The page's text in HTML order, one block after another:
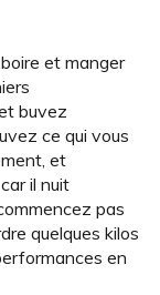
et manger
buvez
ce qui vous
et
il nuit
pas
quelques kilos
en